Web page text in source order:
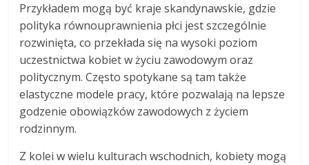
Przykładem mogą być kraje skandynawskie, gdzie
polityka równouprawnienia płci jest szczególnie
rozwinięta, co przekłada się na wysoki poziom
uczestnictwa kobiet w życiu zawodowym oraz
politycznym. Często spotykane są tam także
elastyczne modele pracy, które pozwalają na lepsze
godzenie obowiązków zawodowych z życiem
rodzinnym.
Z kolei w wielu kulturach wschodnich, kobiety mogą